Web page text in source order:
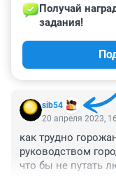
20 апреля 2023,
Ну всё, ещё
остались без
маршрутке.
Толмачёво, чтоб и
sib54
Получай
задания!
20 апреля 2023,
как трудно
руководством
что бы не путать